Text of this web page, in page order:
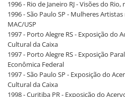
1996 - Rio de Janeiro RJ - Visões do Rio,
1996 - São Paulo SP - Mulheres
MAC/USP
1997 - Porto Alegre RS - Exposição do
Cultural da Caixa
1997 - Porto Alegre RS - Exposição
Econômica Federal
1997 - São Paulo SP - Exposição do
Cultural da Caixa
1998 - Curitiba PR - Exposição do